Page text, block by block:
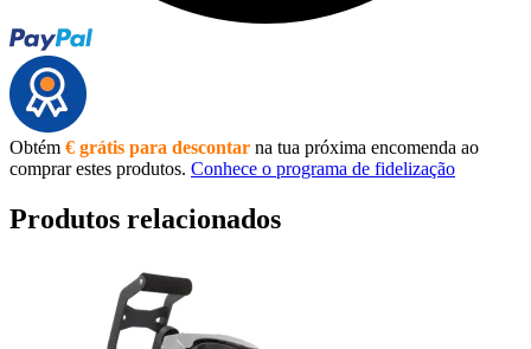
Obtém € grátis para descontar na tua próxima encomenda ao
comprar estes produtos. Conhece o programa de fidelização
Produtos relacionados